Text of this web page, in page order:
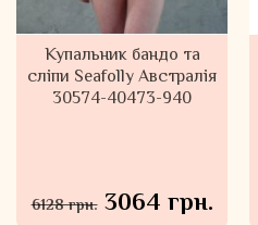
Купальник бандо та
сліпи Seafolly Австралія
30574-40473-940
6128 грн. 3064 грн.